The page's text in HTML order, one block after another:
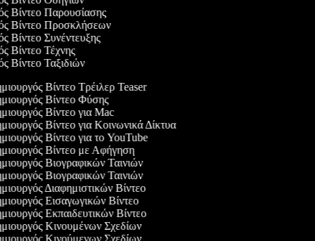
Βίντεο Παρουσίασης
Βίντεο Προσκλήσεων
Βίντεο Συνέντευξης
Βίντεο Τέχνης
Βίντεο Ταξιδιών
Βίντεο Τρέιλερ Teaser
Βίντεο Φύσης
Βίντεο για Mac
Βίντεο για Κοινωνικά Δίκτυα
Βίντεο για το YouTube
Βίντεο με Αφήγηση
Βιογραφικών Ταινιών
Βιογραφικών Ταινιών
Διαφημιστικών Βίντεο
Εισαγωγικών Βίντεο
Εκπαιδευτικών Βίντεο
Κινουμένων Σχεδίων